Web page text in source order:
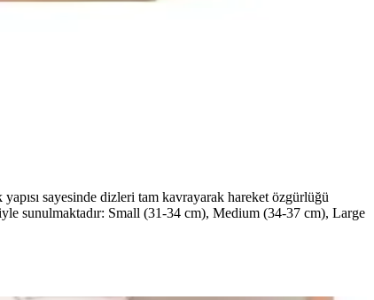
sayesinde dizleri tam kavrayarak hareket özgürlüğü
sunulmaktadır: Small (31-34 cm), Medium (34-37 cm), Large